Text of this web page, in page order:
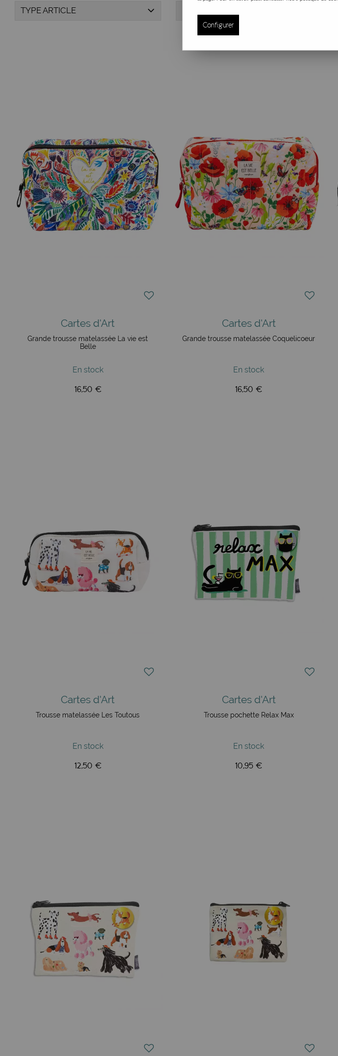
Les illustrations Carte d'Art sont la signature de la marque française:
Qu'elles soient poétiques, drôles ou artistiques, elles égayent votre quotidien et
TYPE ARTICLE
Cartes d'Art
Grande trousse matelassée La vie est
Belle
En stock
16,50 €
Cartes d'Art
Grande trousse matelassée Coquelicoeur
En stock
16,50 €
Cartes d'Art
Trousse matelassée Les Toutous
En stock
12,50 €
Cartes d'Art
Trousse pochette Relax Max
En stock
10,95 €
Configurer